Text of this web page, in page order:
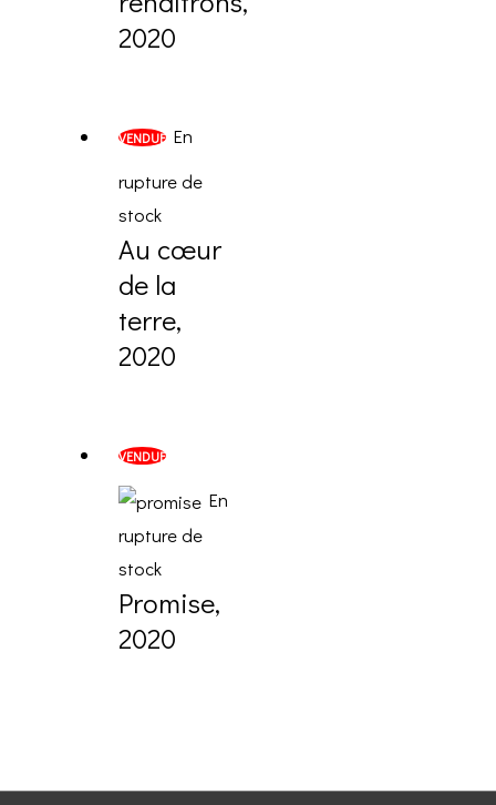
2020
VENDUE En
rupture de
stock
Au cœur
de la
terre,
2020
VENDUE
En
rupture de
stock
Promise,
2020